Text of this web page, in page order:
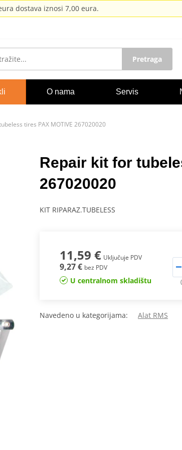
dostava iznosi 7,00 eura.
Pretraga
O nama Servis
tires PAX MOTIVE 267020020
Repair kit for
267020020
KIT RIPARAZ.TUBELESS
11,59 € Uključuje PDV
9,27 € bez PDV
U centralnom skladištu
Navedeno u kategorijama: Alat RMS